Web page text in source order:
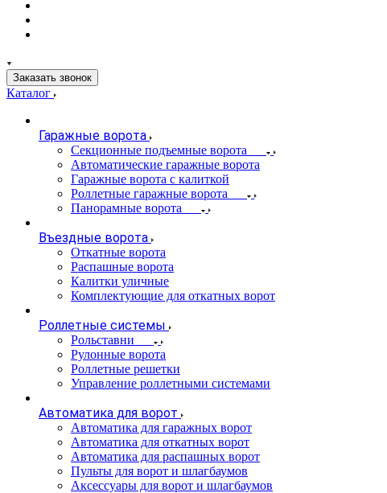
Заказать звонок
Каталог
Гаражные ворота
Секционные подъемные ворота
Автоматические гаражные ворота
Гаражные ворота с калиткой
Роллетные гаражные ворота
Панорамные ворота
Въездные ворота
Откатные ворота
Распашные ворота
Калитки уличные
Комплектующие для откатных ворот
Роллетные системы
Рольставни
Рулонные ворота
Роллетные решетки
Управление роллетными системами
Автоматика для ворот
Автоматика для гаражных ворот
Автоматика для откатных ворот
Автоматика для распашных ворот
Пульты для ворот и шлагбаумов
Аксессуары для ворот и шлагбаумов